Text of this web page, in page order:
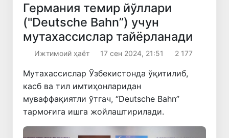
Германия темир йўллари
("Deutsche Bahn”) учун
мутахассислар тайёрланади
Ижтимоий ҳаёт 17 сен 2024, 21:51 2 177
Мутахассислар Ўзбекистонда ўқитилиб,
касб ва тил имтиҳонларидан
муваффақиятли ўтгач, “Deutsche Bahn”
тармоғига ишга жойлаштирилади.